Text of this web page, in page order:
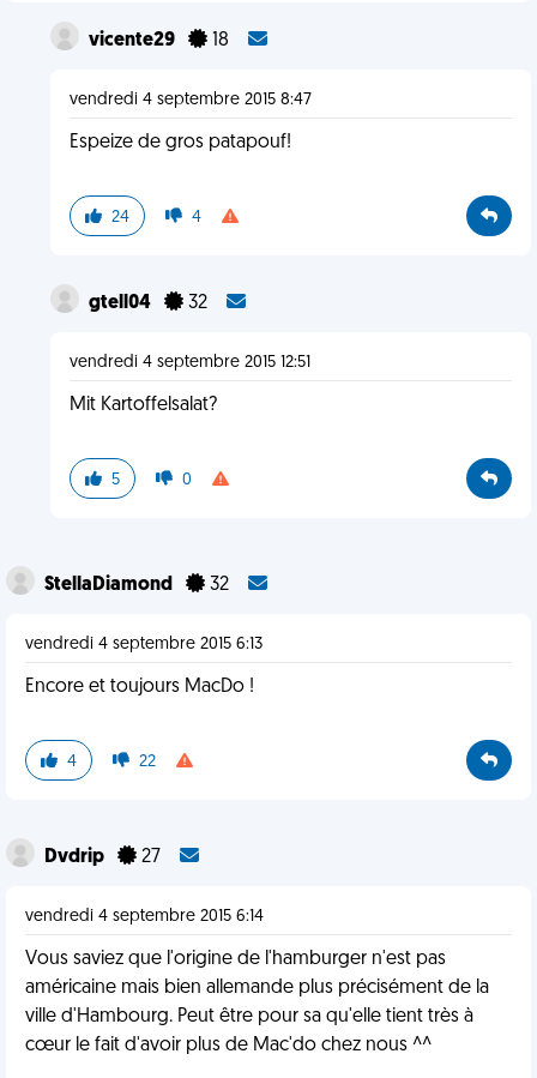
vicente29 18
vendredi 4 septembre 2015 8:47
Espeize de gros patapouf!
24 4
gtell04 32
vendredi 4 septembre 2015 12:51
Mit Kartoffelsalat?
5 0
StellaDiamond 32
vendredi 4 septembre 2015 6:13
Encore et toujours MacDo !
4 22
Dvdrip 27
vendredi 4 septembre 2015 6:14
Vous saviez que l'origine de l'hamburger n'est pas
américaine mais bien allemande plus précisément de la
ville d'Hambourg. Peut être pour sa qu'elle tient très à
cœur le fait d'avoir plus de Mac'do chez nous ^^